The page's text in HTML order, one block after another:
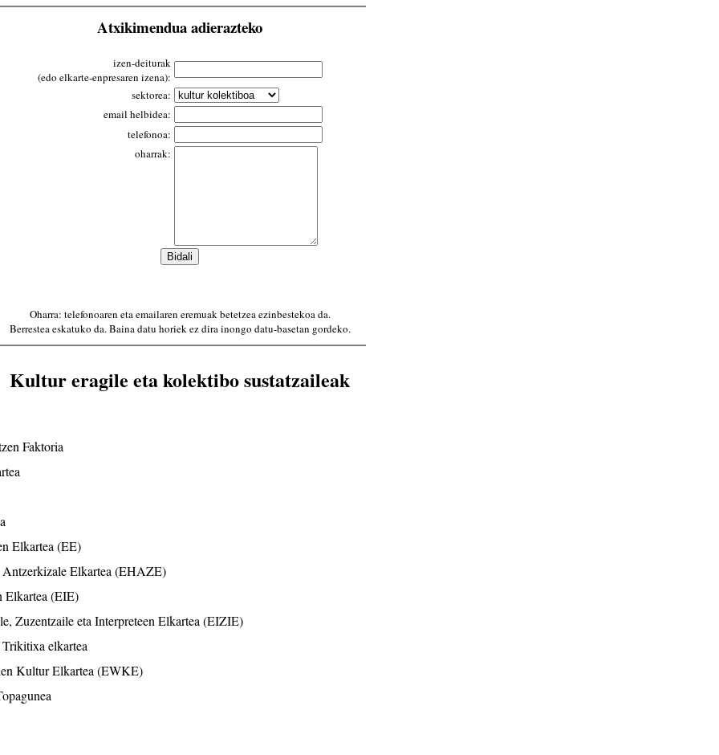
Atxikimendua adierazteko
izen-deiturak
(edo elkarte-enpresaren izena):
sektorea:
email helbidea:
telefonoa:
oharrak:
Oharra: telefonoaren eta emailaren eremuak betetzea ezinbestekoa da.
Berrestea eskatuko da. Baina datu horiek ez dira inongo datu-basetan gordeko.
Kultur eragile eta kolektibo sustatzaileak
Faktoria
Elkartea (EE)
Elkartea (EHAZE)
Elkartea (EIE)
Zuzentzaile eta Interpreteen Elkartea (EIZIE)
elkartea
Kultur Elkartea (EWKE)